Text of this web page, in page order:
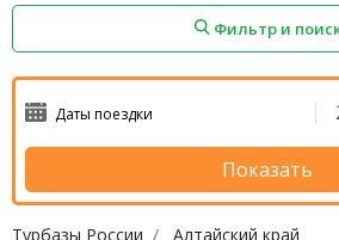
Фильтр и
Показать
Турбазы России
Алтайский край
Смоленский район